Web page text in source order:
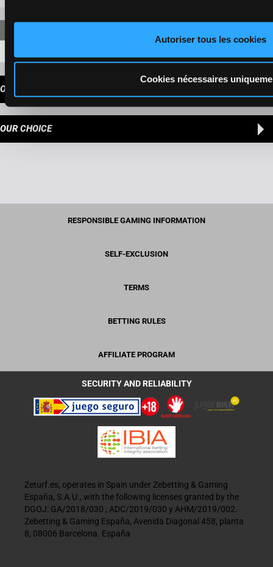
Autoriser tous les cookies
Cookies nécessaires
OUR TIPS
OUR CHOICE
RESPONSIBLE GAMING INFORMATION
SELF-EXCLUSION
TERMS
BETTING RULES
AFFILIATE PROGRAM
SECURITY AND RELIABILITY
Zeturf.es, operates in Spain under Zebetting & Gaming
España, S.A.U., with the following licenses granted by the
DGOJ: GA/2018/030 ; ADC/2019/030 y AHM/2019/002.
Zebetting & Gaming España, Avenida Diagonal 458, planta
8, 08006 Barcelona. España